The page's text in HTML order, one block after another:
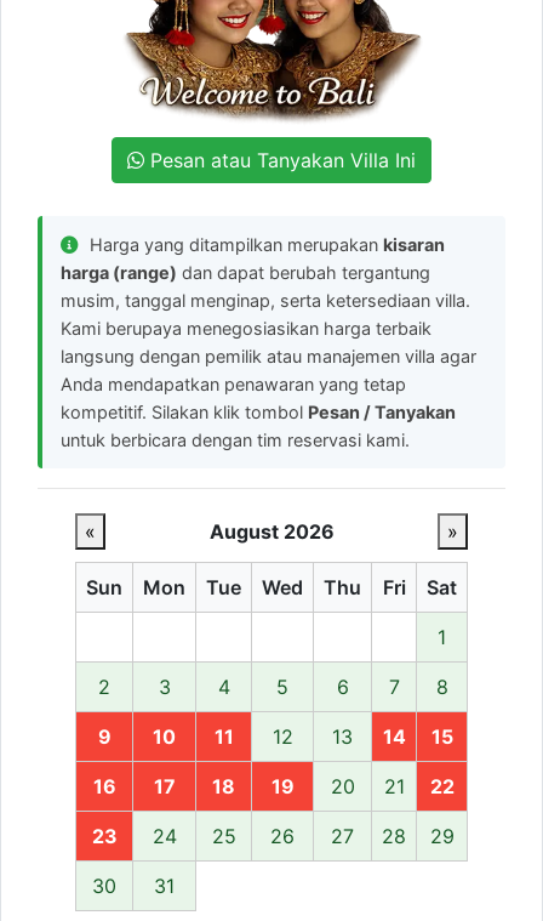
Pesan atau Tanyakan Villa Ini
Harga yang ditampilkan merupakan kisaran
harga (range) dan dapat berubah tergantung
musim, tanggal menginap, serta ketersediaan villa.
Kami berupaya menegosiasikan harga terbaik
langsung dengan pemilik atau manajemen villa agar
Anda mendapatkan penawaran yang tetap
kompetitif. Silakan klik tombol Pesan / Tanyakan
untuk berbicara dengan tim reservasi kami.
« August 2026 »
Sun Mon Tue Wed Thu Fri Sat
1
2 3 4 5 6 7 8
9 10 11 12 13 14 15
16 17 18 19 20 21 22
23 24 25 26 27 28 29
30 31